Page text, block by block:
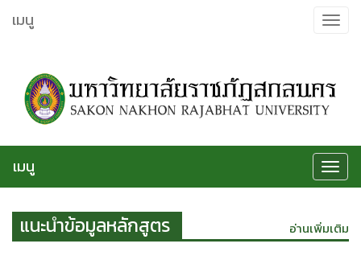
ไป
Toggle
เมนู
Toggle
เมนู
แนะนำข้อมูลหลักสูตร อ่านเพิ่มเติม